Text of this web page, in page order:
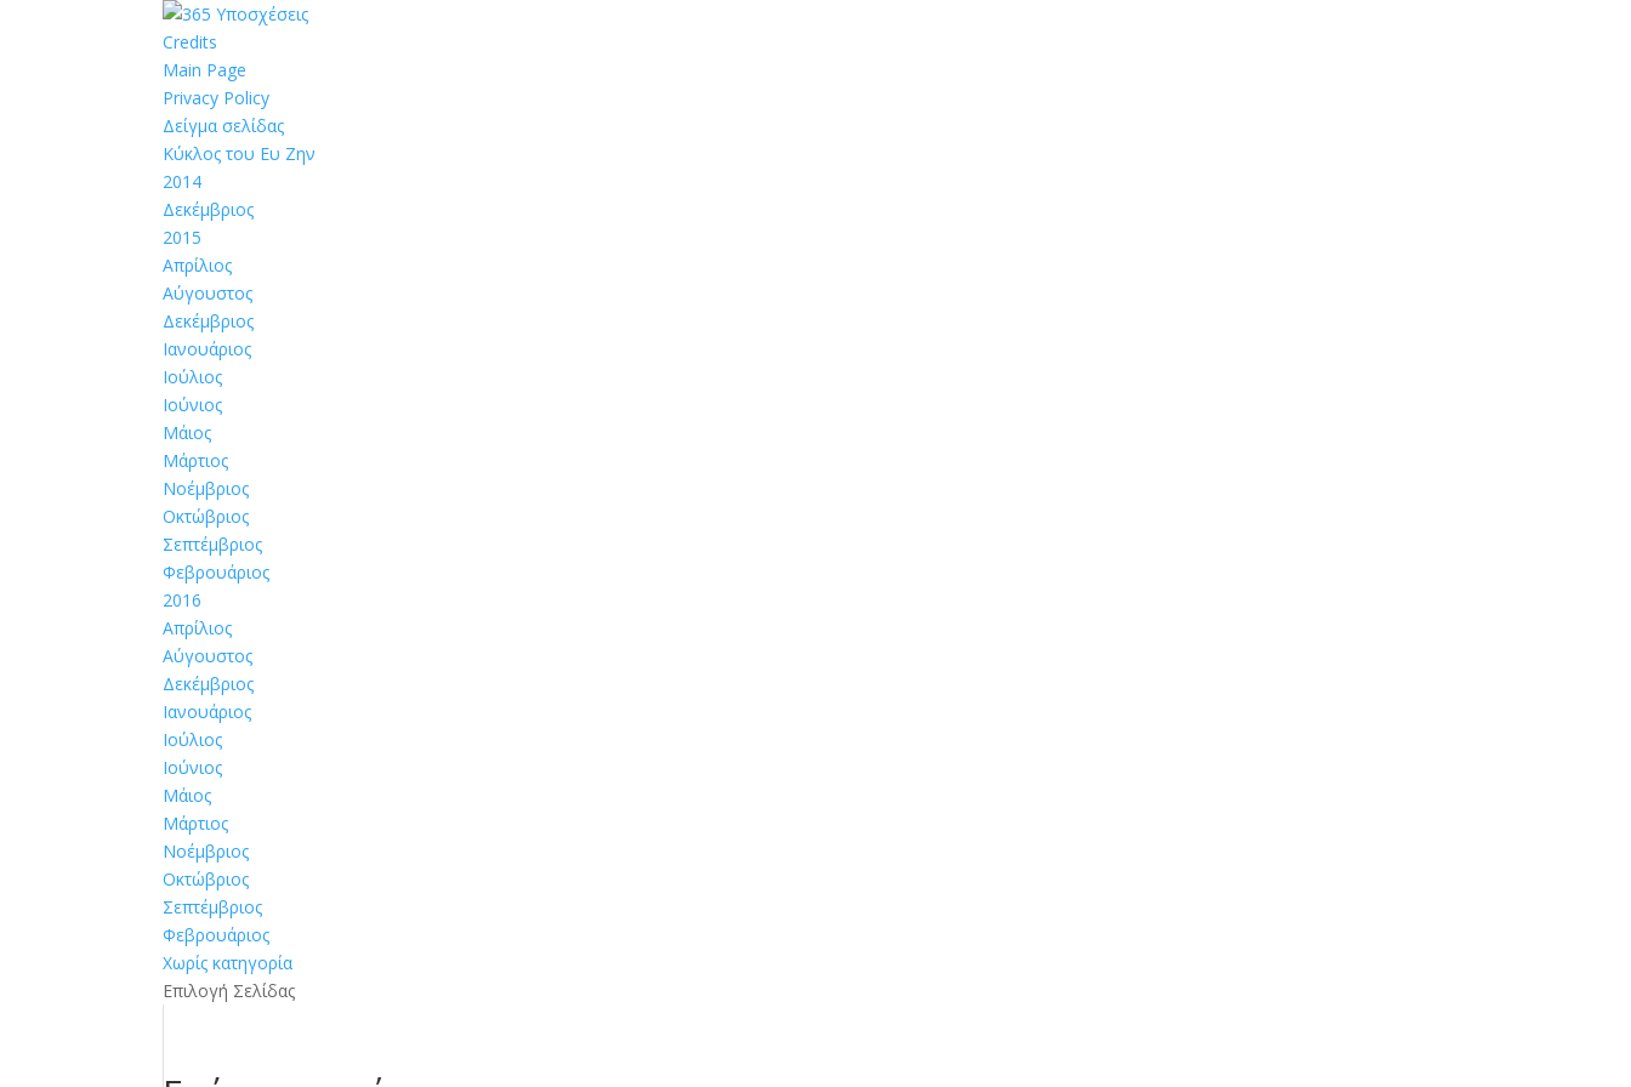
Credits
Main Page
Privacy Policy
Δείγμα σελίδας
Κύκλος του Ευ Ζην
2014
Δεκέμβριος
2015
Απρίλιος
Αύγουστος
Δεκέμβριος
Ιανουάριος
Ιούλιος
Ιούνιος
Μάιος
Μάρτιος
Νοέμβριος
Οκτώβριος
Σεπτέμβριος
Φεβρουάριος
2016
Απρίλιος
Αύγουστος
Δεκέμβριος
Ιανουάριος
Ιούλιος
Ιούνιος
Μάιος
Μάρτιος
Νοέμβριος
Οκτώβριος
Σεπτέμβριος
Φεβρουάριος
Χωρίς κατηγορία
Επιλογή Σελίδας